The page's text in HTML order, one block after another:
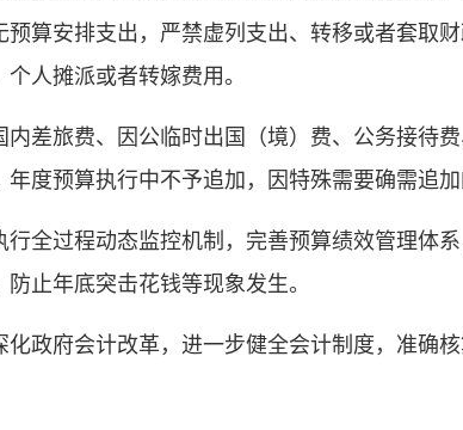
预算安排支出，严禁虚列支出、转移或者套取
人摊派或者转嫁费用。
内差旅费、因公临时出国（境）费、公务接待
年度预算执行中不予追加，因特殊需要确需追加
行全过程动态监控机制，完善预算绩效管理体
止年底突击花钱等现象发生。
政府会计改革，进一步健全会计制度，准确